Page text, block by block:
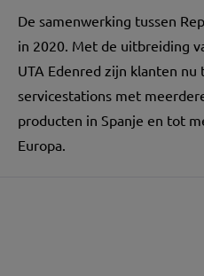
De samenwerking tussen
in 2020. Met de uitbreiding
UTA Edenred zijn klanten
servicestations met
producten in Spanje en tot
Europa.